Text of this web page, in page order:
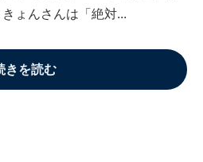
ょんさんは「絶対...
きを読む